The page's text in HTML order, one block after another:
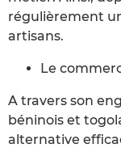
régulièrement
artisans.
Le
A travers son
béninois et
alternative